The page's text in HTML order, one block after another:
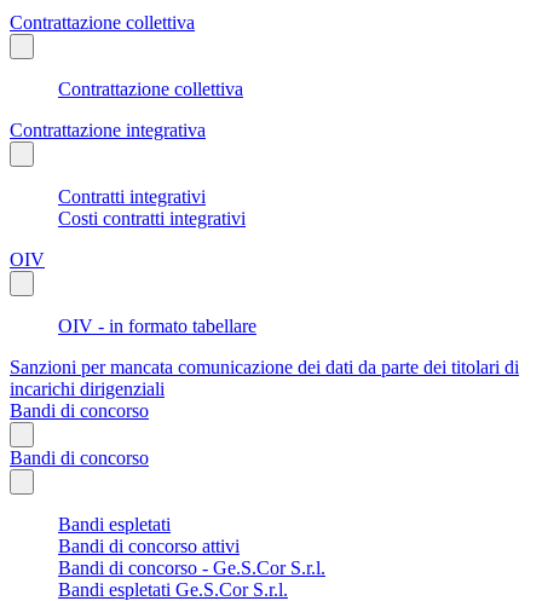
Contrattazione collettiva
Contrattazione collettiva
Contrattazione integrativa
Contratti integrativi
Costi contratti integrativi
OIV
OIV - in formato tabellare
Sanzioni per mancata comunicazione dei dati da parte dei titolari di
incarichi dirigenziali
Bandi di concorso
Bandi di concorso
Bandi espletati
Bandi di concorso attivi
Bandi di concorso - Ge.S.Cor S.r.l.
Bandi espletati Ge.S.Cor S.r.l.